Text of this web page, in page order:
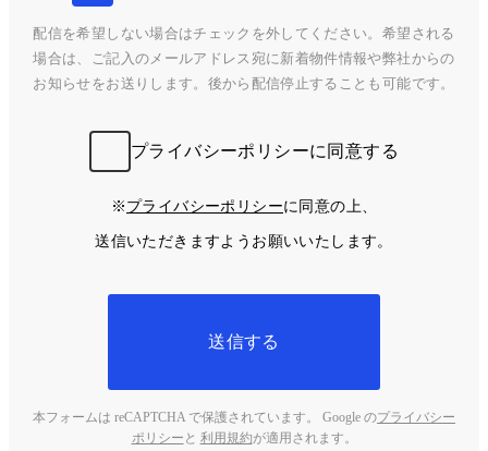
配信を希望しない場合はチェックを外してください。希望される
場合は、ご記入のメールアドレス宛に新着物件情報や弊社からの
お知らせをお送りします。後から配信停止することも可能です。
プライバシーポリシーに同意する
※ プライバシーポリシーに同意の上、
送信いただきますようお願いいたします。
送信する
本フォームは reCAPTCHA で保護されています。 Google のプライバシー
ポリシー と 利用規約が適用されます。